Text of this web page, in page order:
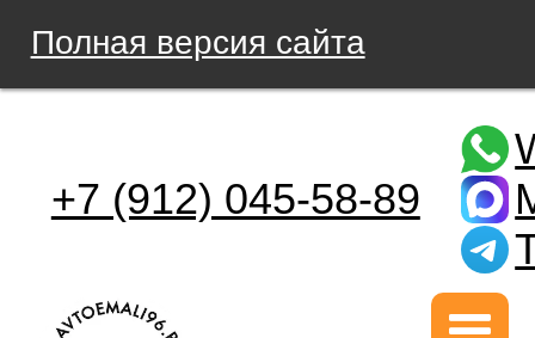
Полная версия сайта
+7 (912) 045-58-89